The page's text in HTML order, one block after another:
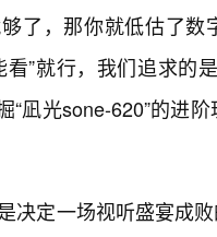
了，那你就低估了数
”就行，我们追求的
凪光sone-620”的进
决定一场视听盛宴成